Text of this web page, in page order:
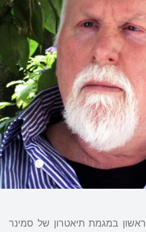
במגמת תיאטרון של סמינר